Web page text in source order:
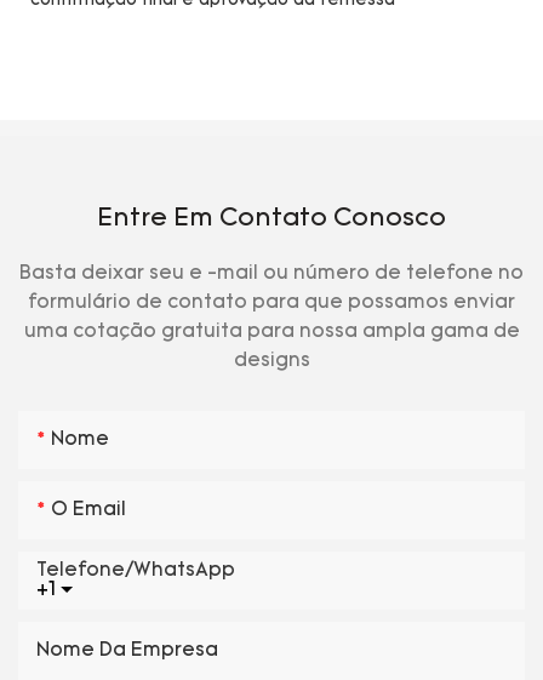
Entre Em Contato Conosco
Basta deixar seu e -mail ou número de telefone no
formulário de contato para que possamos enviar
uma cotação gratuita para nossa ampla gama de
designs
Nome
O Email
+1
Telefone/WhatsApp
Nome Da Empresa